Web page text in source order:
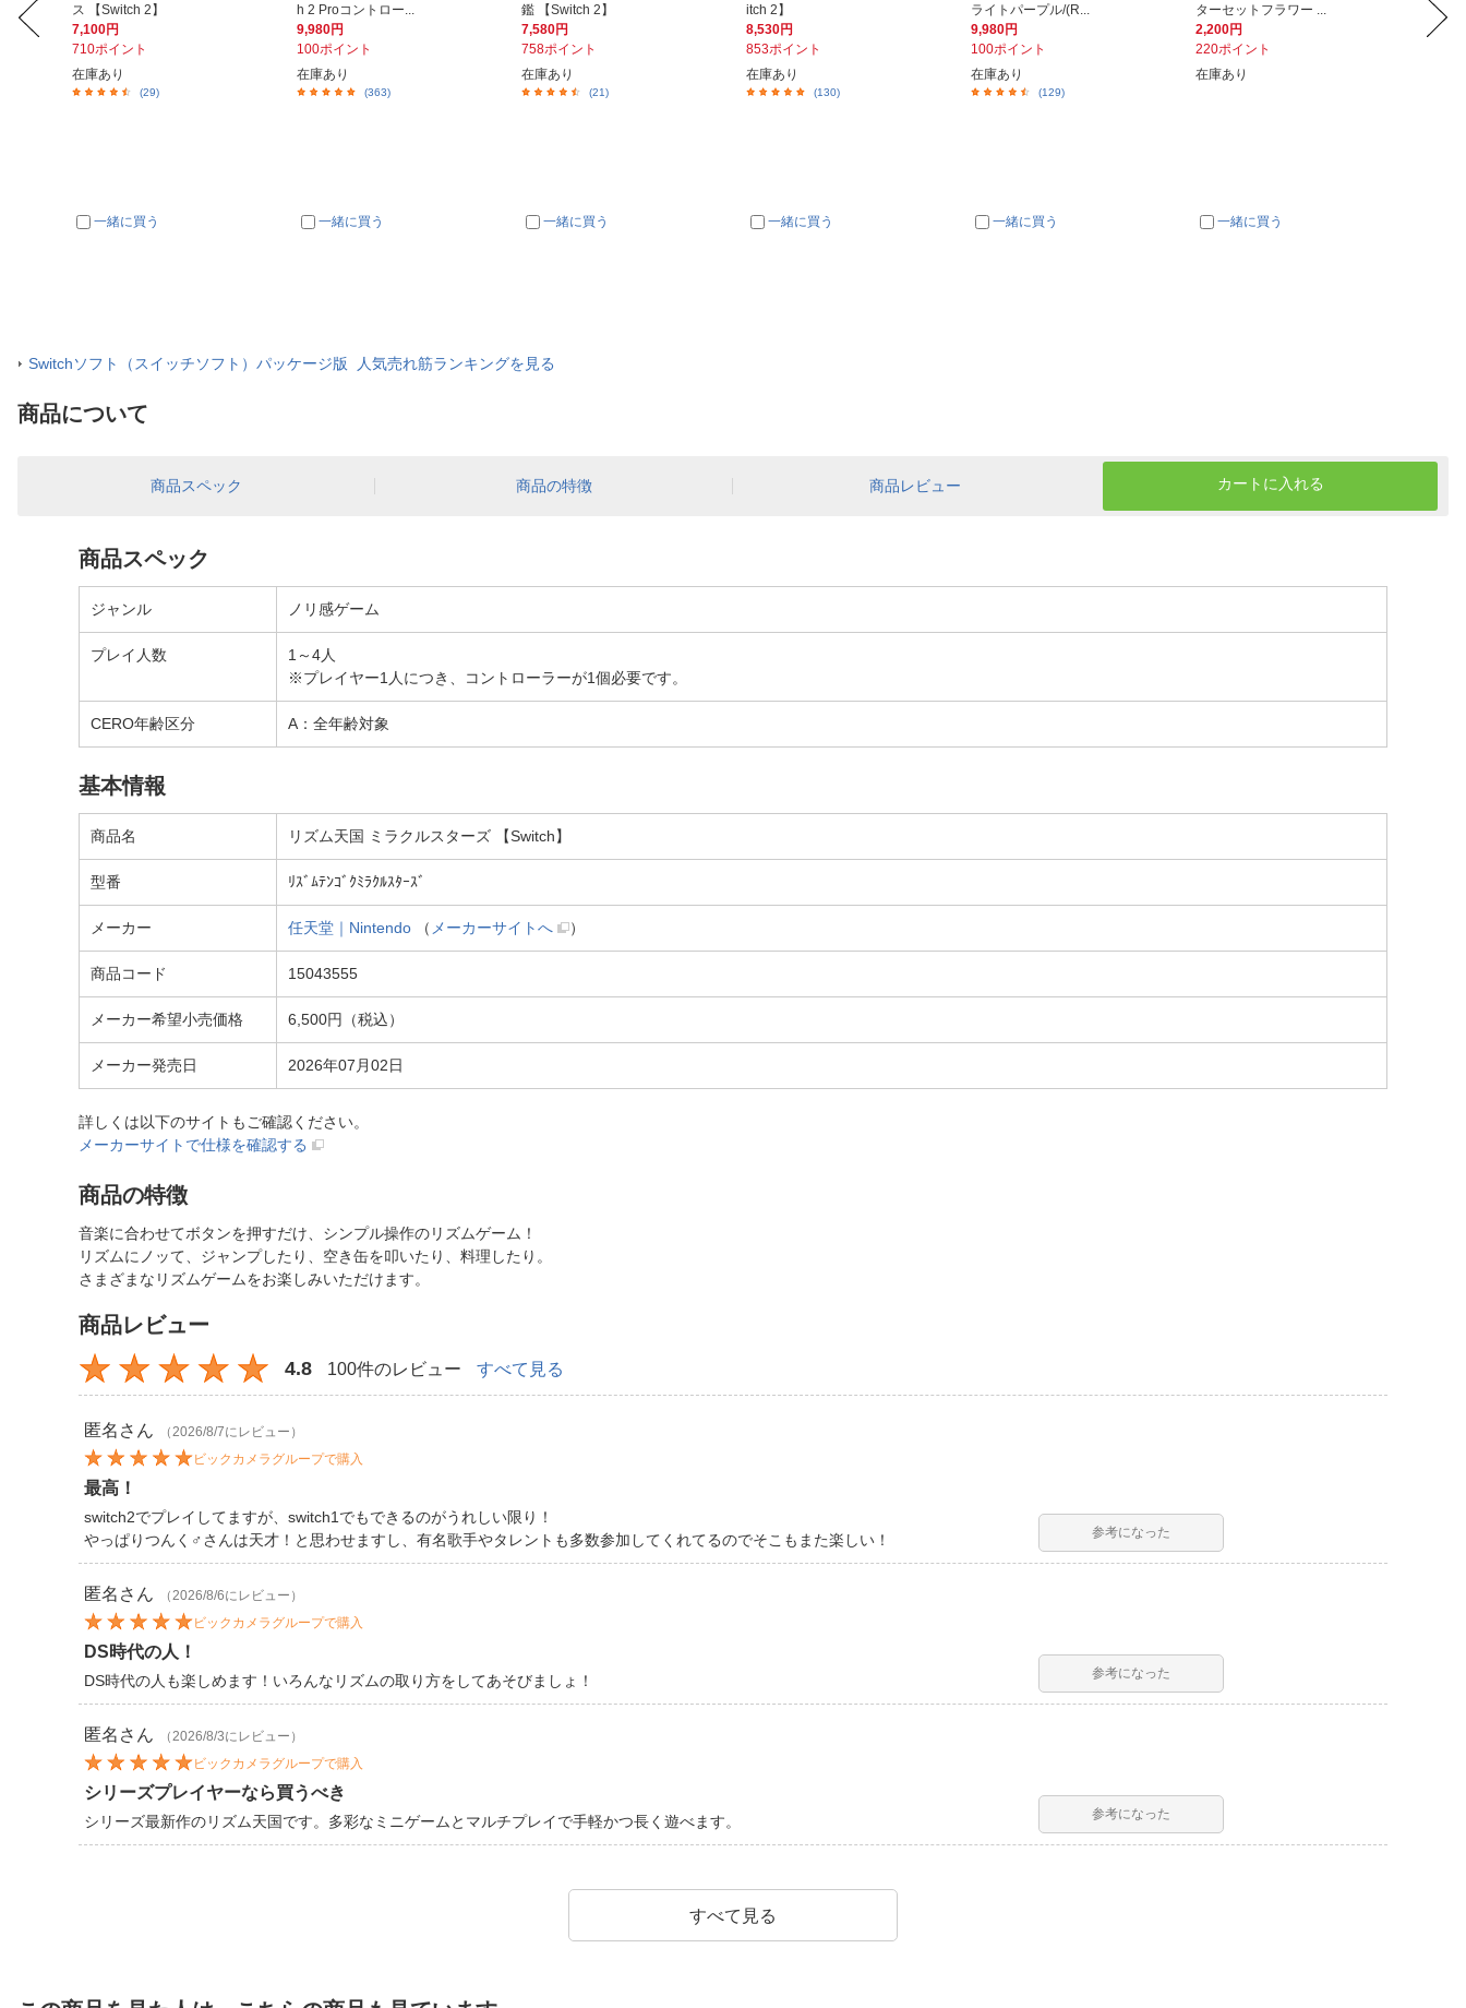
ス 【Switch 2】
7,100円
710ポイント
在庫あり
(29)
一緒に買う
h 2 Proコントロー...
9,980円
100ポイント
在庫あり
(363)
一緒に買う
鑑 【Switch 2】
7,580円
758ポイント
在庫あり
(21)
一緒に買う
itch 2】
8,530円
853ポイント
在庫あり
(130)
一緒に買う
ライトパープル/(R...
9,980円
100ポイント
在庫あり
(129)
一緒に買う
ターセットフラワー ...
2,200円
220ポイント
在庫あり
一緒に買う
［
8,220円
Switchソフト（スイッチソフト）パッケージ版 人気売れ筋ランキングを見る
商品について
カートに入れる
商品スペック 商品の特徴 商品レビュー
商品スペック
ジャンル ノリ感ゲーム
プレイ人数
1～4人
※プレイヤー1人につき、コントローラーが1個必要です。
CERO年齢区分 A：全年齢対象
基本情報
商品名 リズム天国 ミラクルスターズ 【Switch】
型番 ﾘｽﾞﾑﾃﾝｺﾞｸﾐﾗｸﾙｽﾀｰｽﾞ
メーカー 任天堂｜Nintendo （ メーカーサイトへ ）
商品コード 15043555
メーカー希望小売価格 6,500円（税込）
メーカー発売日 2026年07月02日
詳しくは以下のサイトもご確認ください。
メーカーサイトで仕様を確認する
商品の特徴
音楽に合わせてボタンを押すだけ、シンプル操作のリズムゲーム！
リズムにノッて、ジャンプしたり、空き缶を叩いたり、料理したり。
さまざまなリズムゲームをお楽しみいただけます。
商品レビュー
4.8 100件のレビュー すべて見る
匿名 さん
（2026/8/7にレビュー）
ビックカメラグループで購入
最高！
switch2でプレイしてますが、switch1でもできるのがうれしい限り！
やっぱりつんく♂さんは天才！と思わせますし、有名歌手やタレントも多数参加してくれてるのでそこもまた楽しい！
参考になった
匿名 さん
（2026/8/6にレビュー）
ビックカメラグループで購入
DS時代の人！
DS時代の人も楽しめます！いろんなリズムの取り方をしてあそびましょ！ 参考になった
匿名 さん
（2026/8/3にレビュー）
ビックカメラグループで購入
シリーズプレイヤーなら買うべき
シリーズ最新作のリズム天国です。多彩なミニゲームとマルチプレイで手軽かつ長く遊べます。 参考になった
すべて見る